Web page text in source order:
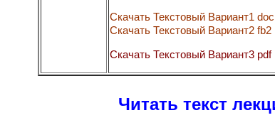
Скачать Текстовый Вариант1
Скачать Текстовый Вариант2 fb2
Скачать Текстовый Вариант3 pdf
Читать текст